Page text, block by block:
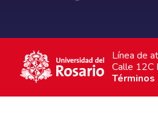
Línea de
Calle 12C
Términos